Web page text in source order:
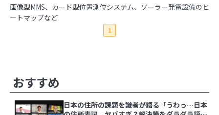
3
写真を都道府県の形で切り取って旅の思い出を残
5
同じ文字でも全然違う、地名でよく見る「ケ」の
難しさ
画像型MMS、カード型位置測位システム、ソーラー発電設備のヒ
ートマップなど
1
その他の記事
おすすめ
日本の住所の課題を識者が語る「うわっ…日本